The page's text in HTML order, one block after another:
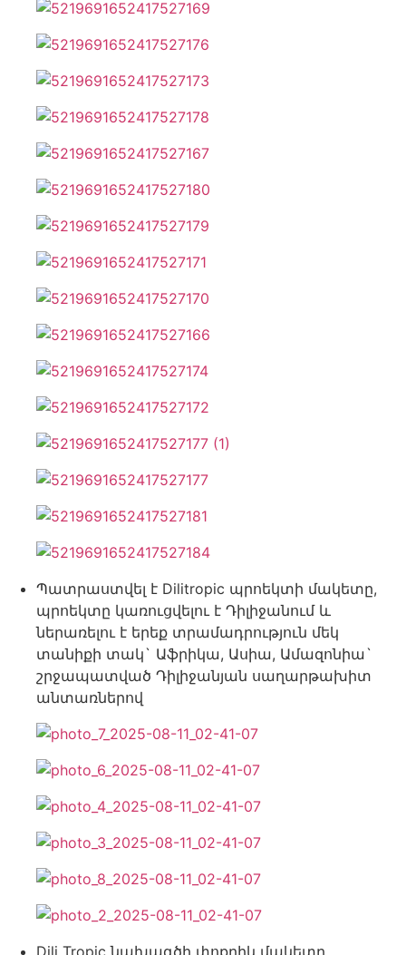
Պատրաստվել է Dilitropic պրոեկտի մակետը,
պրոեկտը կառուցվելու է Դիլիջանում և
ներառելու է երեք տրամադրություն մեկ
տանիքի տակ` Աֆրիկա, Ասիա, Ամազոնիա`
շրջապատված Դիլիջանյան սաղարթախիտ
անտառներով
Dili Tropic նախագծի փոքրիկ մակետը